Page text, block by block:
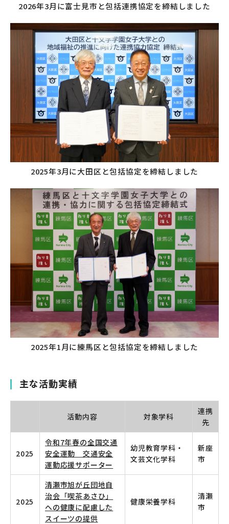
2026年3月に富士見市と包括連携協定を締結しました
2025年3月に大田区と包括協定を締結しました
2025年1月に練馬区と包括協定を締結しました
主な活動実績
活動内容 対象学科
連携
先
2025
令和7年春の全国交通
安全運動 交通安全
運動応援サポーター
幼児教育学科・
文芸文化学科
新座
市
2025
清瀬市旭が丘団地自
治会「喫茶あさひ」
への健康に配慮した
スイーツの提供
健康栄養学科
清瀬
市